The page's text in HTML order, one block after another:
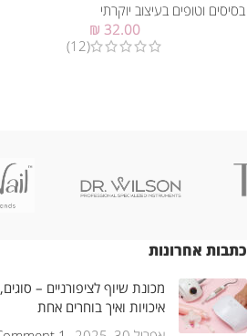
בסיסים וטופים בעיצוב יוקרתי
₪ 32.00
(12)
כתבות אחרונות
מכונת שיוף לציפורניים – סוגים,
איכויות ואיך בוחרים אחת